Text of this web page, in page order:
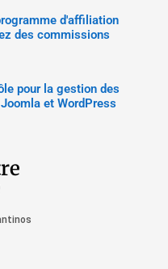
d'affiliation
des commissions
pour la gestion des
et WordPress